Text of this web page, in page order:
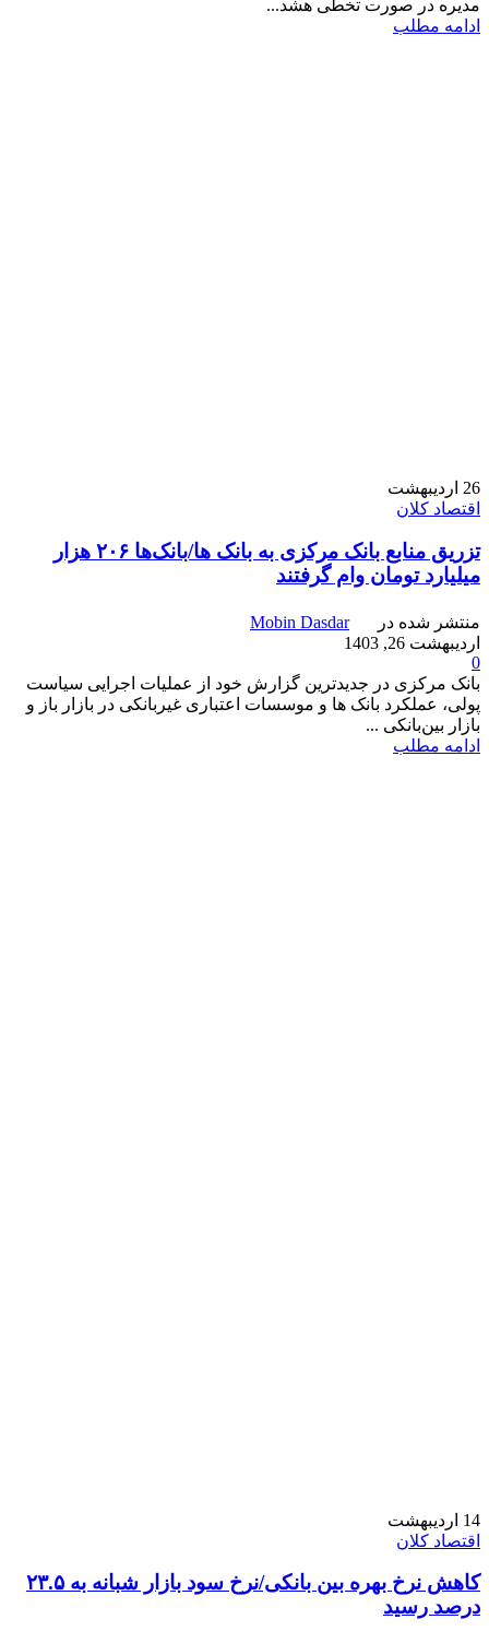
مدیره در صورت تخطی هشد...
ادامه مطلب
26 اردیبهشت
اقتصاد کلان
تزریق منابع بانک مرکزی به بانک ها/بانک‌ها ۲۰۶ هزار
میلیارد تومان وام گرفتند
منتشر شده در
Mobin Dasdar
اردیبهشت 26, 1403
0
بانک مرکزی در جدیدترین گزارش خود از عملیات اجرایی سیاست
پولی، عملکرد بانک‌ ها و موسسات اعتباری غیربانکی در بازار باز و
بازار بین‌بانکی ...
ادامه مطلب
14 اردیبهشت
اقتصاد کلان
کاهش نرخ بهره بین بانکی/نرخ سود بازار شبانه به ۲۳.۵
درصد رسید